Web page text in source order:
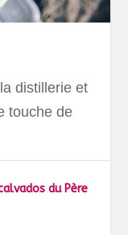
distillerie et
touche de
du Père